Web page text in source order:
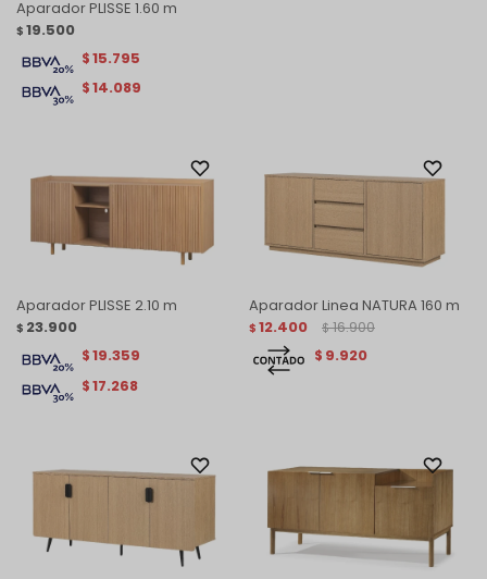
Aparador PLISSE 1.60 m
$ 19.500
$14.089
$15.795
Aparador PLISSE 2.10 m
$ 23.900
$17.268
$19.359
Aparador Linea NATURA 160 m
$ 12.400 $ 16.900
$ 9.920